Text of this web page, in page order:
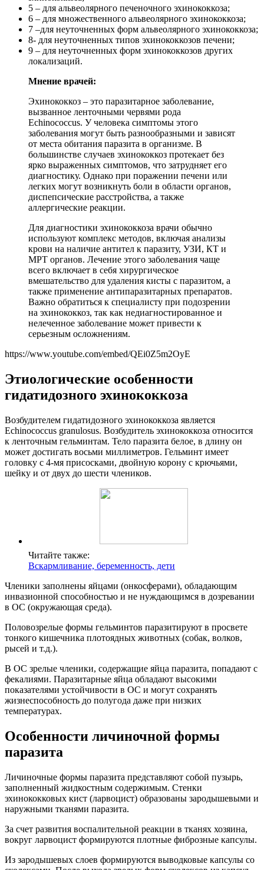
5 – для альвеолярного печеночного эхинококкоза;
6 – для множественного альвеолярного эхинококкоза;
7 –для неуточненных форм альвеолярного эхинококкоза;
8- для неуточненных типов эхинококкозов печени;
9 – для неуточненных форм эхинококкозов других
локализаций.
Мнение врачей:
Эхинококкоз – это паразитарное заболевание,
вызванное ленточными червями рода
Echinococcus. У человека симптомы этого
заболевания могут быть разнообразными и зависят
от места обитания паразита в организме. В
большинстве случаев эхинококкоз протекает без
ярко выраженных симптомов, что затрудняет его
диагностику. Однако при поражении печени или
легких могут возникнуть боли в области органов,
диспепсические расстройства, а также
аллергические реакции.
Для диагностики эхинококкоза врачи обычно
используют комплекс методов, включая анализы
крови на наличие антител к паразиту, УЗИ, КТ и
МРТ органов. Лечение этого заболевания чаще
всего включает в себя хирургическое
вмешательство для удаления кисты с паразитом, а
также применение антипаразитарных препаратов.
Важно обратиться к специалисту при подозрении
на эхинококкоз, так как недиагностированное и
нелеченное заболевание может привести к
серьезным осложнениям.
https://www.youtube.com/embed/QEi0Z5m2OyE
Этиологические особенности
гидатидозного эхинококкоза
Возбудителем гидатидозного эхинококкоза является
Echinococcus granulosus. Возбудитель эхинококкоза относится
к ленточным гельминтам. Тело паразита белое, в длину он
может достигать восьми миллиметров. Гельминт имеет
головку с 4-мя присосками, двойную корону с крючьями,
шейку и от двух до шести члеников.
Читайте также:
Вскармливание, беременность, дети
Членики заполнены яйцами (онкосферами), обладающим
инвазионной способностью и не нуждающимся в дозревании
в ОС (окружающая среда).
Половозрелые формы гельминтов паразитируют в просвете
тонкого кишечника плотоядных животных (собак, волков,
рысей и т.д.).
В ОС зрелые членики, содержащие яйца паразита, попадают с
фекалиями. Паразитарные яйца обладают высокими
показателями устойчивости в ОС и могут сохранять
жизнеспособность до полугода даже при низких
температурах.
Особенности личиночной формы
паразита
Личиночные формы паразита представляют собой пузырь,
заполненный жидкостным содержимым. Стенки
эхинококковых кист (ларвоцист) образованы зародышевыми и
наружными тканями паразита.
За счет развития воспалительной реакции в тканях хозяина,
вокруг ларвоцист формируются плотные фиброзные капсулы.
Из зародышевых слоев формируются выводковые капсулы со